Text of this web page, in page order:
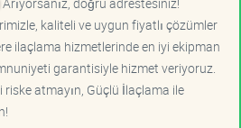
kaliteli ve uygun fiyatlı çözümler
ilaçlama hizmetlerinde en iyi ekipman
garantisiyle hizmet veriyoruz.
riske atmayın, Güçlü İlaçlama ile